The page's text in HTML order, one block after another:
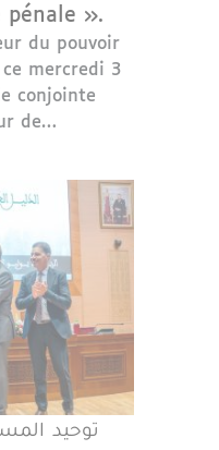
pénale ».
du pouvoir
mercredi 3
conjointe
de…
توحيد